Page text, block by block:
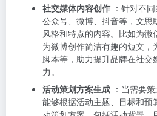
社交媒体内容创作 ：针对不
公众号、微博、抖音等，文思
风格和特点的内容。比如为微
为微博创作简洁有趣的短文，
脚本等，助力提升品牌在社交
力。
活动策划方案生成 ：当需要
能够根据活动主题、目标和预